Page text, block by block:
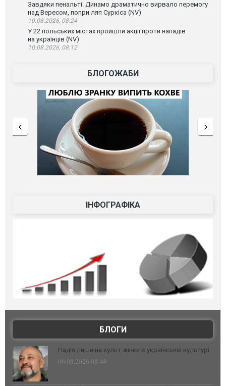
Завдяки пенальті. Динамо драматично вирвало перемогу
над Вересом, попри ляп Суркіса (NV)
10.08.2026, 08:24
У 22 польських містах пройшли акції проти нападів
на українців (NV)
10.08.2026, 08:12
БЛОГОЖАБИ
ІНФОГРАФІКА
БЛОГИ
Надія лише на культ жінки в українській культурі
06.08.2026 08:49